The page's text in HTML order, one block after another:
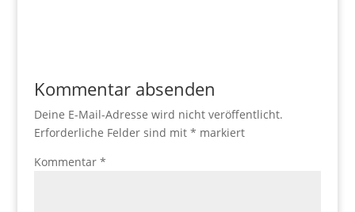
Kommentar absenden
Deine E-Mail-Adresse wird nicht veröffentlicht.
Erforderliche Felder sind mit * markiert
Kommentar *